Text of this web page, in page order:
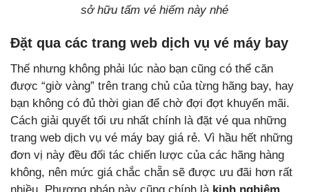
sở hữu tấm vé hiếm này nhé
Đặt qua các trang web dịch vụ vé máy bay
Thế nhưng không phải lúc nào bạn cũng có thể căn
được “giờ vàng” trên trang chủ của từng hãng bay, hay
bạn không có đủ thời gian để chờ đợi đợt khuyến mãi.
Cách giải quyết tối ưu nhất chính là đặt vé qua những
trang web dịch vụ vé máy bay giá rẻ. Vì hầu hết những
đơn vị này đều đối tác chiến lược của các hãng hàng
không, nên mức giá chắc chẵn sẽ được ưu đãi hơn rất